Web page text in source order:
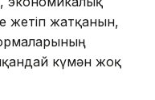
жетіп жатқанын,
күмән жоқ